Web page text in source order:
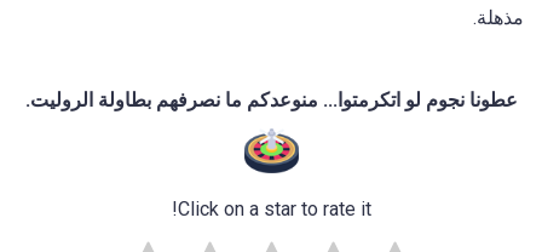
مذهلة.
عطونا نجوم لو اتكرمتوا... منوعدكم ما نصرفهم بطاولة الروليت.
Click on a star to rate it!